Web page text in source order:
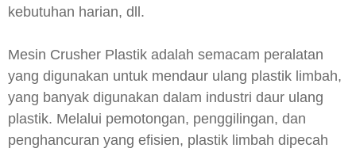
kebutuhan harian, dll.
Mesin Crusher Plastik adalah semacam peralatan
yang digunakan untuk mendaur ulang plastik limbah,
yang banyak digunakan dalam industri daur ulang
plastik. Melalui pemotongan, penggilingan, dan
penghancuran yang efisien, plastik limbah dipecah